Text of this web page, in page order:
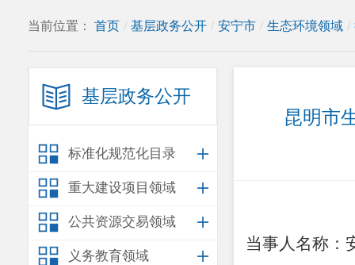
当前位置： 首页 / 基层政务公开 / 安宁市 / 生态环境领域 /
基层政务公开
标准化规范化目录
重大建设项目领域
公共资源交易领域
义务教育领域
昆明市
当事人名称：